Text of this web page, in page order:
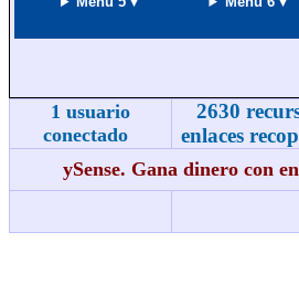
1 usuario
conectado
2630
enlaces
ySense. Gana dinero con